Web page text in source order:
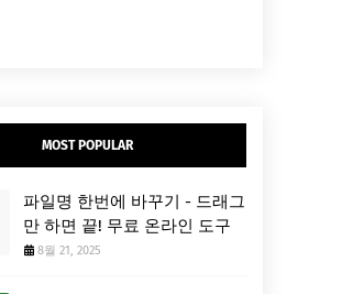
MOST POPULAR
파일명 한번에 바꾸기 - 드래그
만 하면 끝! 무료 온라인 도구
8월 21, 2025